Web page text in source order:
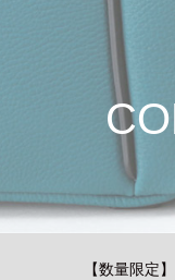
ログイン / 新規
買い物かご
【数量限定